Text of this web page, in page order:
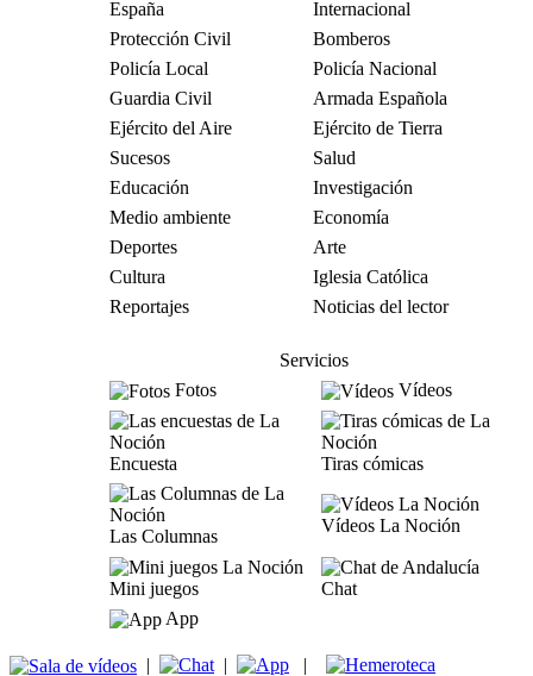
España
Internacional
Protección Civil
Bomberos
Policía Local
Policía Nacional
Guardia Civil
Armada Española
Ejército del Aire
Ejército de Tierra
Sucesos
Salud
Educación
Investigación
Medio ambiente
Economía
Deportes
Arte
Cultura
Iglesia Católica
Reportajes
Noticias del lector
Servicios
Fotos
Vídeos
Encuesta Tiras cómicas
Las Columnas
Vídeos La Noción
Mini juegos
Chat
App
| | |